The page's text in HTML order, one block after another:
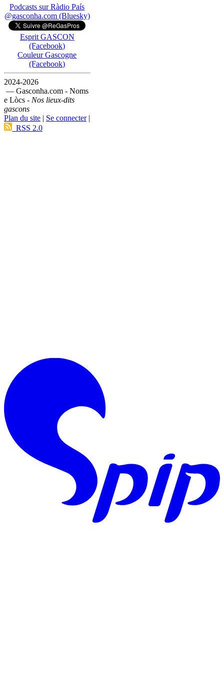
Podcasts sur Ràdio País
@gasconha.com (Bluesky)
Esprit GASCON
(Facebook)
Couleur Gascogne
(Facebook)
2024-2026
— Gasconha.com - Noms
e Lòcs - Nos lieux-dits
gascons
Plan du site | Se connecter|
RSS 2.0